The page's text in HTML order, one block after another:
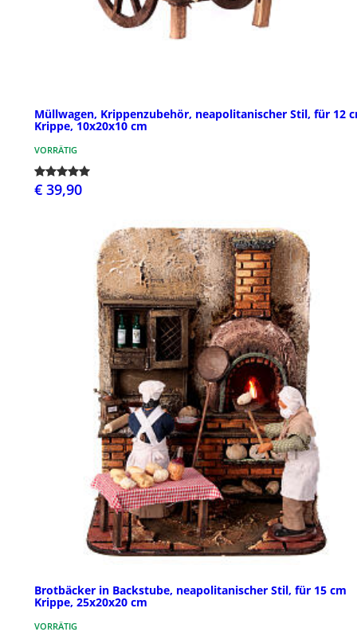
Müllwagen, Krippenzubehör, neapolitanischer Stil, für 12
Krippe, 10x20x10 cm
VORRÄTIG
€ 39,90
Brotbäcker in Backstube, neapolitanischer Stil, für 15 cm
Krippe, 25x20x20 cm
VORRÄTIG